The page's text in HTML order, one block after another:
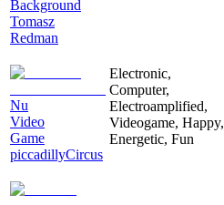
Background
Tomasz
Redman
Nu
Video
Game
piccadillyCircus
Electronic,
Computer,
Electroamplified,
Videogame, Happy,
Energetic, Fun